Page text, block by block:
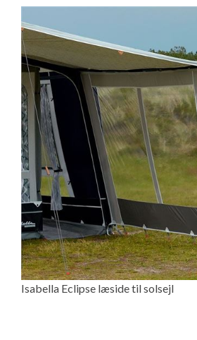
Isabella Eclipse læside til solsejl